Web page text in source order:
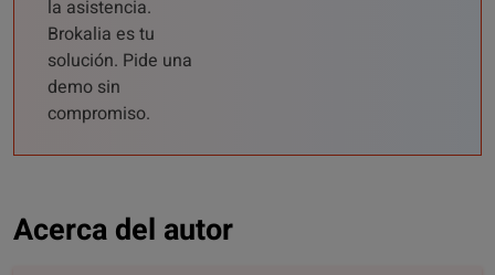
la asistencia.
Brokalia es tu
solución. Pide una
demo sin
compromiso.
Acerca del autor